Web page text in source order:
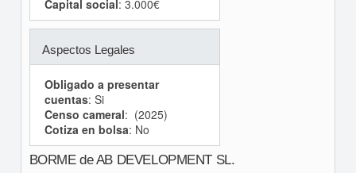
Capital social: 3.000€
Aspectos Legales
Obligado a presentar
cuentas: Si
Censo cameral: (2025)
Cotiza en bolsa: No
BORME de AB DEVELOPMENT SL.